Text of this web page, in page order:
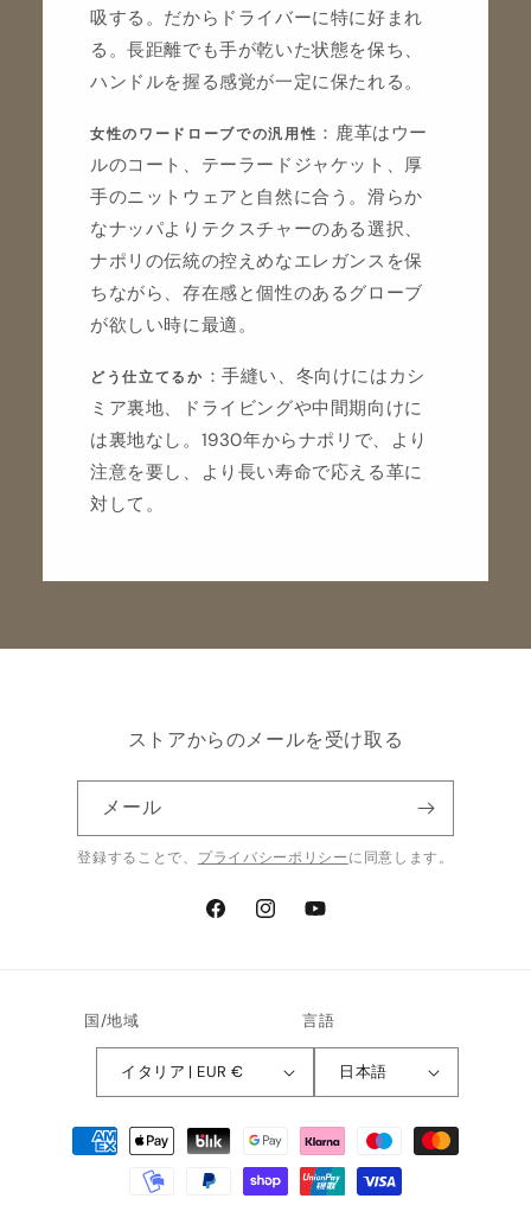
吸する。だからドライバーに特に好まれ
る。長距離でも手が乾いた状態を保ち、
ハンドルを握る感覚が一定に保たれる。
女性のワードローブでの汎用性 ：鹿革はウー
ルのコート、テーラードジャケット、厚
手のニットウェアと自然に合う。滑らか
なナッパよりテクスチャーのある選択、
ナポリの伝統の控えめなエレガンスを保
ちながら、存在感と個性のあるグローブ
が欲しい時に最適。
どう仕立てるか ：手縫い、冬向けにはカシ
ミア裏地、ドライビングや中間期向けに
は裏地なし。1930年からナポリで、より
注意を要し、より長い寿命で応える革に
対して。
ストアからのメールを受け取る
メール
登録することで、 プライバシーポリシーに同意します。
FacebookInstagramYouTube
国/地域
イタリア | EUR €
言語
日本語